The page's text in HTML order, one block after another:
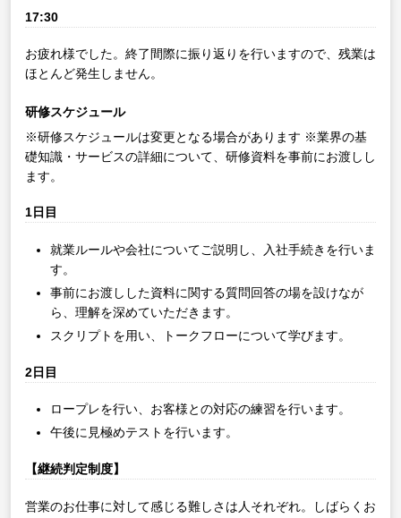
17:30
お疲れ様でした。終了間際に振り返りを行いますので、残業は
ほとんど発生しません。
研修スケジュール
※研修スケジュールは変更となる場合があります ※業界の基
礎知識・サービスの詳細について、研修資料を事前にお渡しし
ます。
1日目
就業ルールや会社についてご説明し、入社手続きを行いま
す。
事前にお渡しした資料に関する質問回答の場を設けなが
ら、理解を深めていただきます。
スクリプトを用い、トークフローについて学びます。
2日目
ロープレを行い、お客様との対応の練習を行います。
午後に見極めテストを行います。
【継続判定制度】
営業のお仕事に対して感じる難しさは人それぞれ。しばらくお